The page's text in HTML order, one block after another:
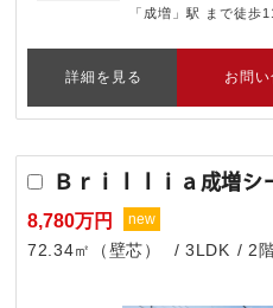
「成増」駅 まで徒歩
詳細を見る お問
Ｂｒｉｌｌｉａ成増シ
8,780万円
new
72.34㎡（壁芯） 3LDK 2